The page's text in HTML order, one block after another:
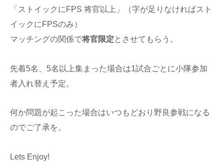
「ストイックにFPS 将官以上」（字が足りなければスト
イックにFPSのみ）
マッチングの関係で将官限定 とさせてもらう。
先着5名、5名以上集まった場合は1試合ごとに小隊参加
者入れ替え予定。
何か問題が起こった場合はいつもどおり野良参戦になる
のでご了承を。
Lets Enjoy!